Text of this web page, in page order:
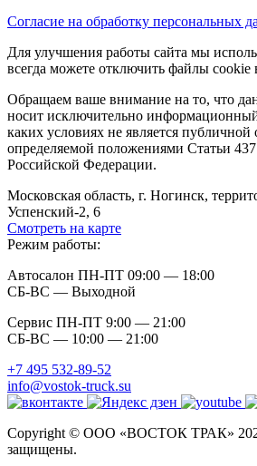
Согласие на обработку персональных
Для улучшения работы сайта мы
всегда можете отключить файлы cookie
Обращаем ваше внимание на то, что
носит исключительно
каких условиях не является публичной
определяемой положениями Статьи 437
Российской Федерации.
Московская область, г. Ногинск,
Успенский-2, 6
Смотреть на карте
Режим работы:
Автосалон ПН-ПТ 09:00 — 18:00
СБ-ВС — Выходной
Сервис ПН-ПТ 9:00 — 21:00
СБ-ВС — 10:00 — 21:00
+7 495 532-89-52
info@vostok-truck.su
Copyright © ООО «ВОСТОК ТРАК»
защищены.